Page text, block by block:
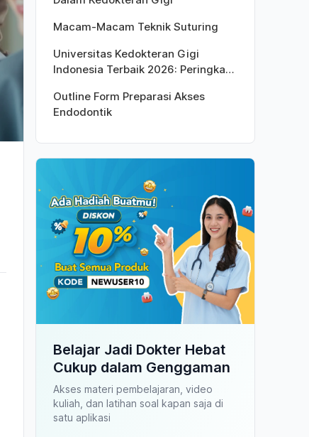
Macam-Macam Teknik Suturing
Universitas Kedokteran Gigi
Indonesia Terbaik 2026: Peringkat
Outline Form Preparasi Akses
Endodontik
Belajar Jadi Dokter Hebat
Cukup dalam Genggaman
Akses materi pembelajaran, video
kuliah, dan latihan soal kapan saja di
satu aplikasi